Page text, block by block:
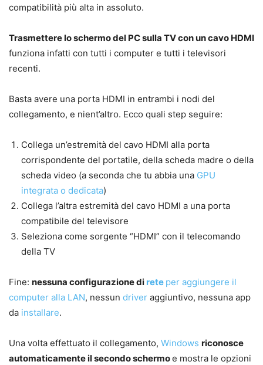
compatibilità più alta in assoluto.
Trasmettere lo schermo del PC sulla TV con un cavo HDMI
funziona infatti con tutti i computer e tutti i televisori
recenti.
Basta avere una porta HDMI in entrambi i nodi del
collegamento, e nient’altro. Ecco quali step seguire:
Collega un’estremità del cavo HDMI alla porta
corrispondente del portatile, della scheda madre o della
scheda video (a seconda che tu abbia una GPU
integrata o dedicata)
Collega l’altra estremità del cavo HDMI a una porta
compatibile del televisore
Seleziona come sorgente “HDMI” con il telecomando
della TV
Fine: nessuna configurazione di rete per aggiungere il
computer alla LAN, nessun driver aggiuntivo, nessuna app
da installare.
Una volta effettuato il collegamento, Windows riconosce
automaticamente il secondo schermoe mostra le opzioni